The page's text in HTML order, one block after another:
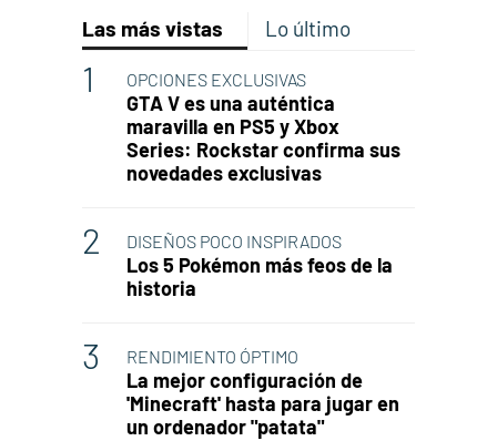
Las más vistas Lo último
OPCIONES EXCLUSIVAS
GTA V es una auténtica
maravilla en PS5 y Xbox
Series: Rockstar confirma sus
novedades exclusivas
DISEÑOS POCO INSPIRADOS
Los 5 Pokémon más feos de la
historia
RENDIMIENTO ÓPTIMO
La mejor configuración de
'Minecraft' hasta para jugar en
un ordenador "patata"